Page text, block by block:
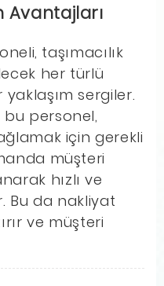
Avantajları
taşımacılık
her türlü
sergiler.
personel,
için gerekli
müşteri
hızlı ve
Bu da nakliyat
ve müşteri